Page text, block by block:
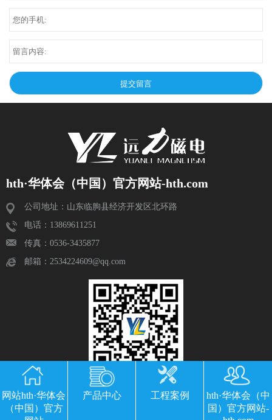
hth·华体会（中国）官方网站-hth.com
公司地址：山东临朐县经济开发区北环路
电话：13869611251
传真：0536-3435877
邮箱：2534224609@qq.com
网站hth·华体会
（中国）官方
产品中心 工程案例
hth·华体会（中
国）官方网站-